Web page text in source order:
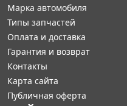
Марка автомобиля
Типы запчастей
Оплата и доставка
Гарантия и возврат
Контакты
Карта сайта
Публичная оферта